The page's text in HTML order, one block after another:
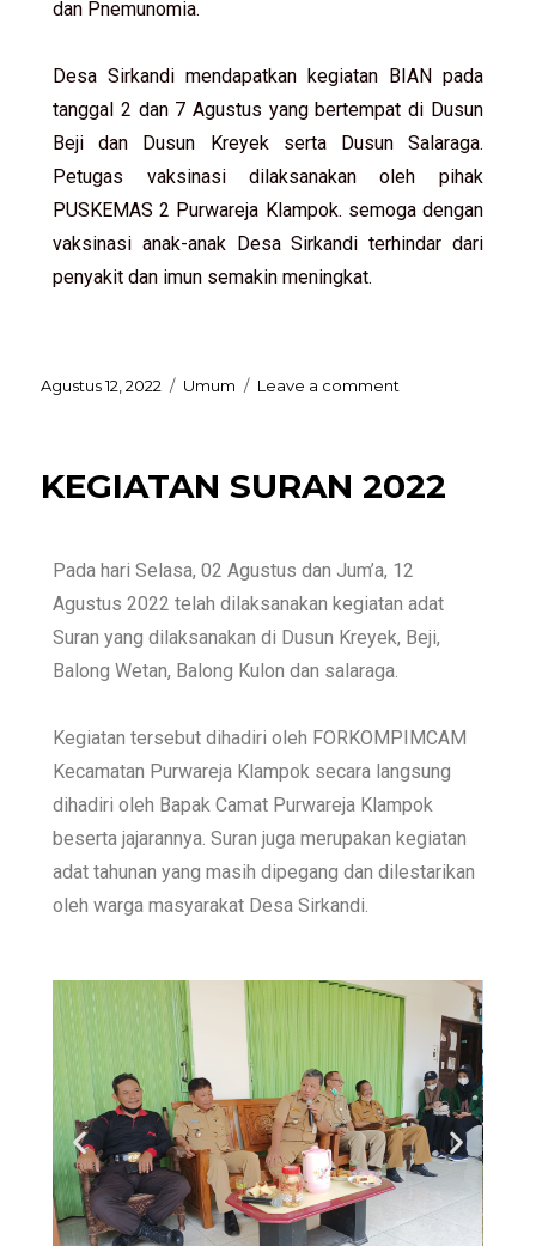
dan Pnemunomia.
Desa Sirkandi mendapatkan kegiatan BIAN pada
tanggal 2 dan 7 Agustus yang bertempat di Dusun
Beji dan Dusun Kreyek serta Dusun Salaraga.
Petugas vaksinasi dilaksanakan oleh pihak
PUSKEMAS 2 Purwareja Klampok. semoga dengan
vaksinasi anak-anak Desa Sirkandi terhindar dari
penyakit dan imun semakin meningkat.
Agustus 12, 2022 Umum Leave a comment
KEGIATAN SURAN 2022
Pada hari Selasa, 02 Agustus dan Jum’a, 12
Agustus 2022 telah dilaksanakan kegiatan adat
Suran yang dilaksanakan di Dusun Kreyek, Beji,
Balong Wetan, Balong Kulon dan salaraga.
Kegiatan tersebut dihadiri oleh FORKOMPIMCAM
Kecamatan Purwareja Klampok secara langsung
dihadiri oleh Bapak Camat Purwareja Klampok
beserta jajarannya. Suran juga merupakan kegiatan
adat tahunan yang masih dipegang dan dilestarikan
oleh warga masyarakat Desa Sirkandi.